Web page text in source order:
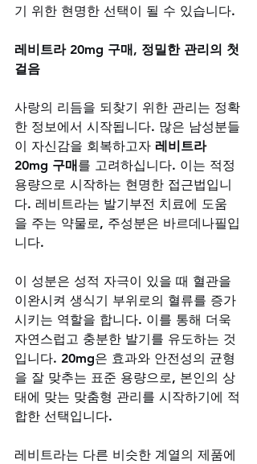
기 위한 현명한 선택이 될 수 있습니다.
레비트라 20mg 구매, 정밀한 관리의 첫
걸음
사랑의 리듬을 되찾기 위한 관리는 정확
한 정보에서 시작됩니다. 많은 남성분들
이 자신감을 회복하고자 레비트라
20mg 구매를 고려하십니다. 이는 적정
용량으로 시작하는 현명한 접근법입니
다. 레비트라는 발기부전 치료에 도움
을 주는 약물로, 주성분은 바르데나필입
니다.
이 성분은 성적 자극이 있을 때 혈관을
이완시켜 생식기 부위로의 혈류를 증가
시키는 역할을 합니다. 이를 통해 더욱
자연스럽고 충분한 발기를 유도하는 것
입니다. 20mg은 효과와 안전성의 균형
을 잘 맞추는 표준 용량으로, 본인의 상
태에 맞는 맞춤형 관리를 시작하기에 적
합한 선택입니다.
레비트라는 다른 비슷한 계열의 제품에